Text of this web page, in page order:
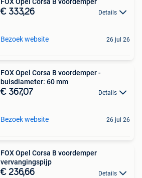
€ 333,26 Details
Bezoek website 26 jul 26
FOX Opel Corsa B voordemper -
buisdiameter: 60 mm
€ 367,07 Details
Bezoek website 26 jul 26
FOX Opel Corsa B voordemper
vervangingspijp
€ 236,66 Details